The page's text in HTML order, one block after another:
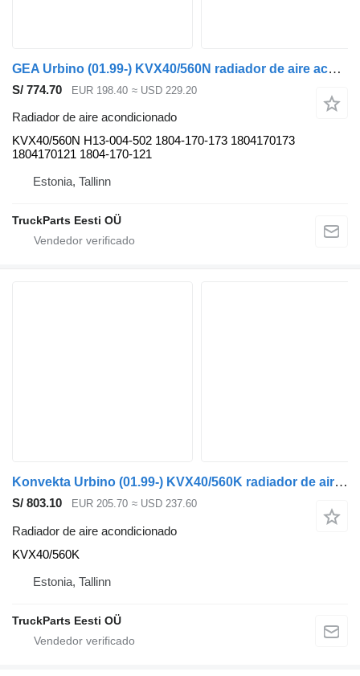
GEA Urbino (01.99-) KVX40/560N radiador de aire acondicionado para Solaris Urbino, Alpino, Vacanza (1999-) autobús
S/ 774.70 EUR 198.40 ≈ USD 229.20
Radiador de aire acondicionado
KVX40/560N H13-004-502 1804-170-173 1804170173
1804170121 1804-170-121
Estonia, Tallinn
TruckParts Eesti OÜ
Konvekta Urbino (01.99-) KVX40/560K radiador de aire acondicionado para Solaris Urbino, Alpino, Vacanza (1999-) autobús
S/ 803.10 EUR 205.70 ≈ USD 237.60
Radiador de aire acondicionado
KVX40/560K
Estonia, Tallinn
TruckParts Eesti OÜ